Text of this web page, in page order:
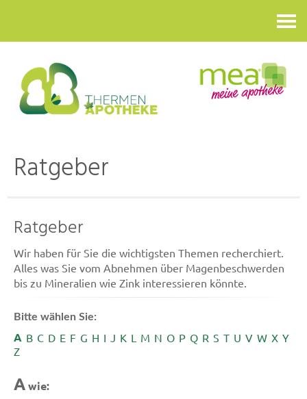
Ratgeber
Ratgeber
Wir haben für Sie die wichtigsten Themen recherchiert.
Alles was Sie vom Abnehmen über Magenbeschwerden
bis zu Mineralien wie Zink interessieren könnte.
Bitte wählen Sie:
A B C D E F G H I J K L M N O P Q R S T U V W X Y
Z
Awie: